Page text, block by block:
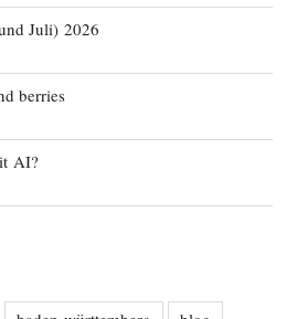
Juli) 2026
berries
AI?